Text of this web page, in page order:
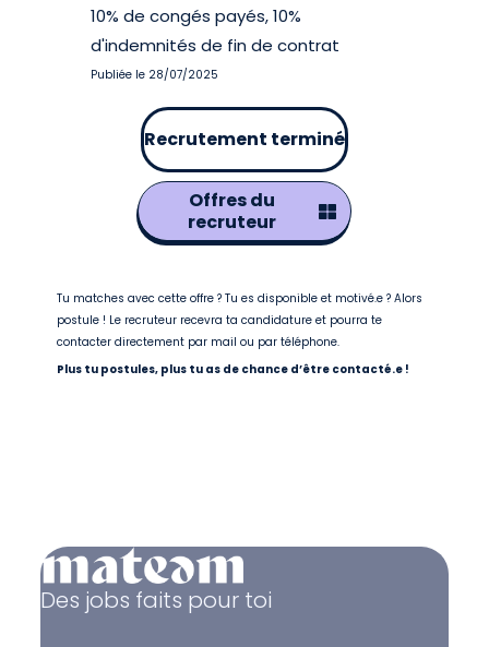
10% de congés payés, 10%
d'indemnités de fin de contrat
Publiée le 28/07/2025
Recrutement terminé
Offres du
recruteur
Tu matches avec cette offre ? Tu es disponible et motivé.e ? Alors
postule ! Le recruteur recevra ta candidature et pourra te
contacter directement par mail ou par téléphone.
Plus tu postules, plus tu as de chance d’être contacté.e !
Des jobs faits pour toi